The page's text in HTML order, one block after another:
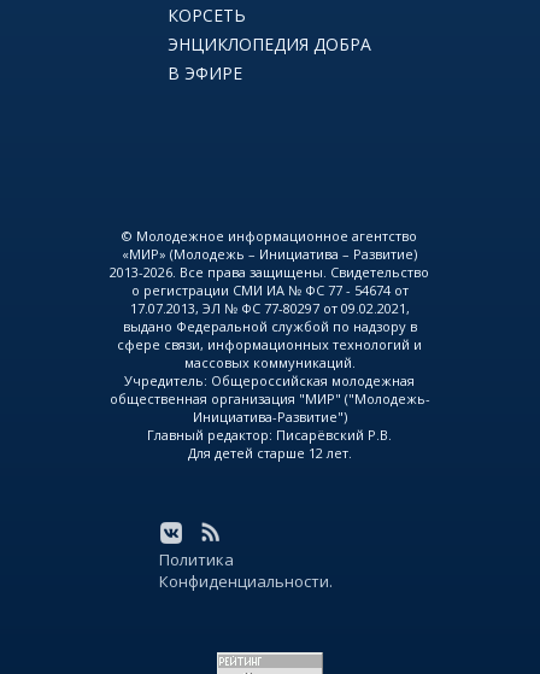
КОРСЕТЬ
ЭНЦИКЛОПЕДИЯ ДОБРА
В ЭФИРЕ
© Молодежное информационное агентство
«МИР» (Молодежь – Инициатива – Развитие)
2013-2026. Все права защищены. Свидетельство
о регистрации СМИ ИА № ФС 77 - 54674 от
17.07.2013, ЭЛ № ФС 77-80297 от 09.02.2021,
выдано Федеральной службой по надзору в
сфере связи, информационных технологий и
массовых коммуникаций.
Учредитель: Общероссийская молодежная
общественная организация "МИР" ("Молодежь-
Инициатива-Развитие")
Главный редактор: Писарёвский Р.В.
Для детей старше 12 лет.
Политика
Конфиденциальности.